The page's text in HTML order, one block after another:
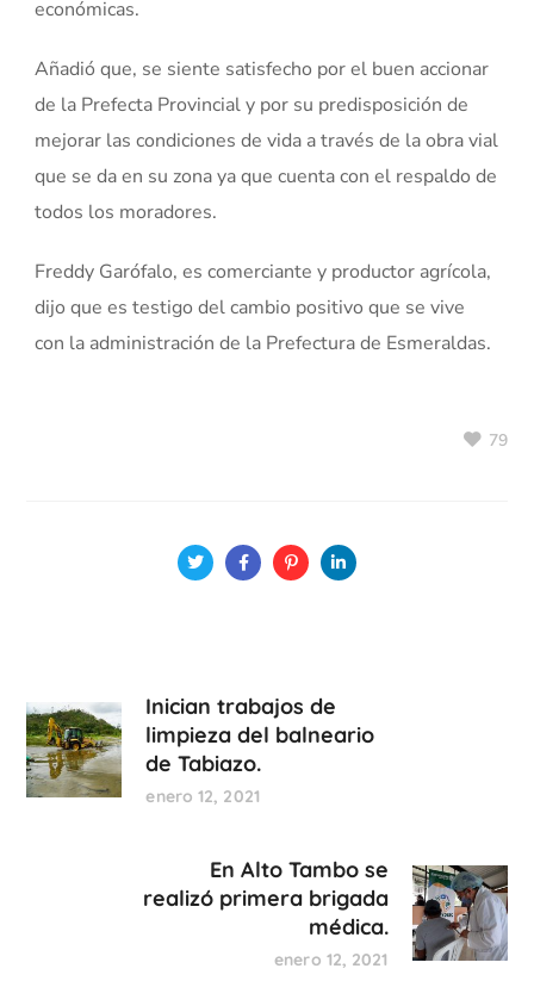
económicas.
Añadió que, se siente satisfecho por el buen accionar
de la Prefecta Provincial y por su predisposición de
mejorar las condiciones de vida a través de la obra vial
que se da en su zona ya que cuenta con el respaldo de
todos los moradores.
Freddy Garófalo, es comerciante y productor agrícola,
dijo que es testigo del cambio positivo que se vive
con la administración de la Prefectura de Esmeraldas.
79
Inician trabajos de
limpieza del balneario
de Tabiazo.
enero 12, 2021
En Alto Tambo se
realizó primera brigada
médica.
enero 12, 2021